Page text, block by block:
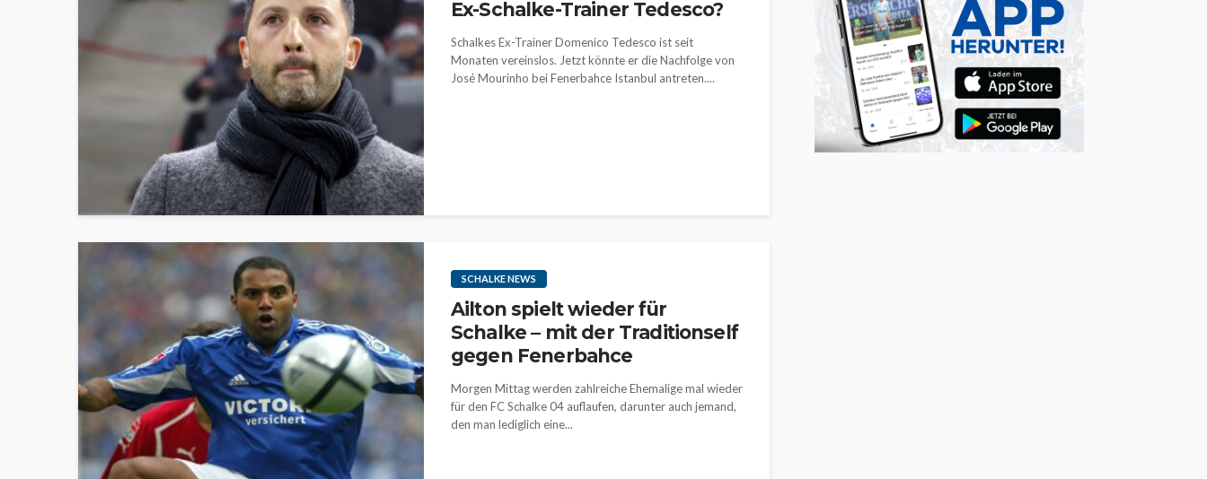
Ex-Schalke-Trainer Tedesco?
Schalkes Ex-Trainer Domenico Tedesco ist seit
Monaten vereinslos. Jetzt könnte er die Nachfolge von
José Mourinho bei Fenerbahce Istanbul antreten....
SCHALKE NEWS
Ailton spielt wieder für
Schalke – mit der Traditionself
gegen Fenerbahce
Morgen Mittag werden zahlreiche Ehemalige mal wieder
für den FC Schalke 04 auflaufen, darunter auch jemand,
den man lediglich eine...